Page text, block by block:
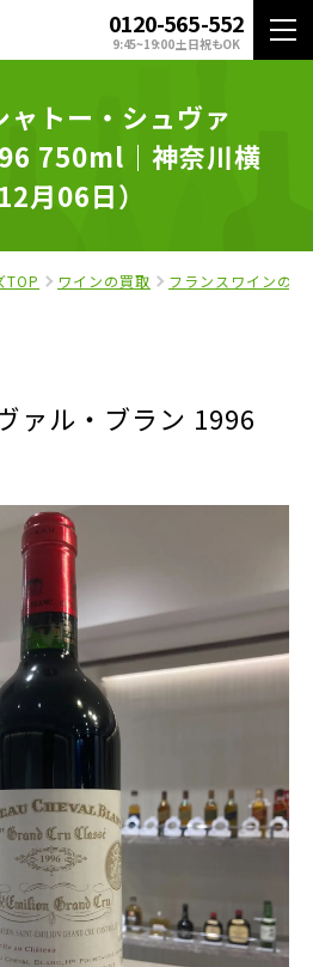
0120-565-552
9:45~19:00 土日祝もOK
ャトー・シュヴァ
750ml｜神奈川横
月06日）
TOP ワインの買取 フランスワインの買
ァル・ブラン 1996